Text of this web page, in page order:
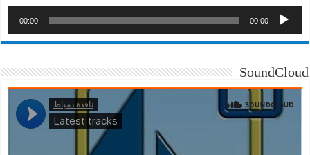
00:00
00:00
SoundCloud